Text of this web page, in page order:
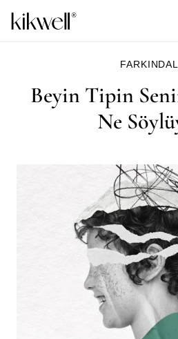
Beyin Tipin
Ne